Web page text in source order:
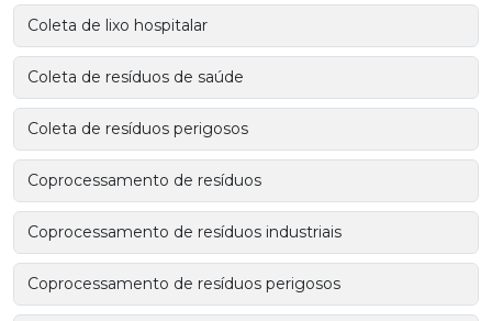
Coleta de lixo hospitalar
Coleta de resíduos de saúde
Coleta de resíduos perigosos
Coprocessamento de resíduos
Coprocessamento de resíduos industriais
Coprocessamento de resíduos perigosos